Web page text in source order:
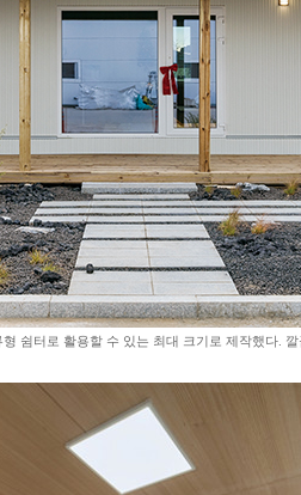
쉼터로 활용할 수 있는 최대 크기로 제작했다.